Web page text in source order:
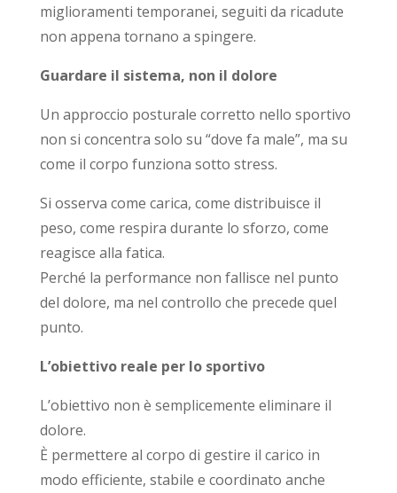
miglioramenti temporanei, seguiti da ricadute
non appena tornano a spingere.
Guardare il sistema, non il dolore
Un approccio posturale corretto nello sportivo
non si concentra solo su “dove fa male”, ma su
come il corpo funziona sotto stress.
Si osserva come carica, come distribuisce il
peso, come respira durante lo sforzo, come
reagisce alla fatica.
Perché la performance non fallisce nel punto
del dolore, ma nel controllo che precede quel
punto.
L’obiettivo reale per lo sportivo
L’obiettivo non è semplicemente eliminare il
dolore.
È permettere al corpo di gestire il carico in
modo efficiente, stabile e coordinato anche